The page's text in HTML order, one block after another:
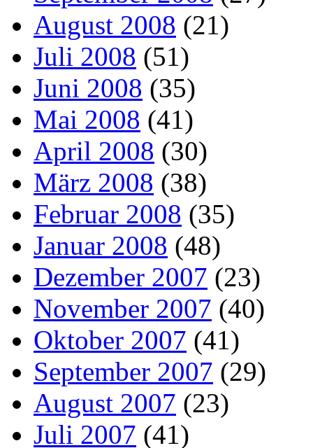
August 2008 (21)
Juli 2008 (51)
Juni 2008 (35)
Mai 2008 (41)
April 2008 (30)
März 2008 (38)
Februar 2008 (35)
Januar 2008 (48)
Dezember 2007 (23)
November 2007 (40)
Oktober 2007 (41)
September 2007 (29)
August 2007 (23)
Juli 2007 (41)